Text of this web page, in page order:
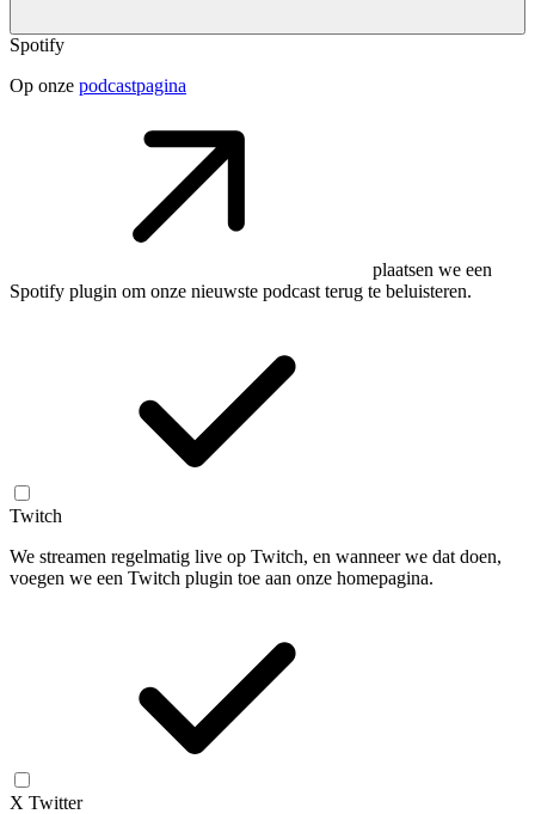
Spotify
Op onze podcastpagina
plaatsen we een
Spotify plugin om onze nieuwste podcast terug te beluisteren.
Twitch
We streamen regelmatig live op Twitch, en wanneer we dat doen,
voegen we een Twitch plugin toe aan onze homepagina.
X Twitter